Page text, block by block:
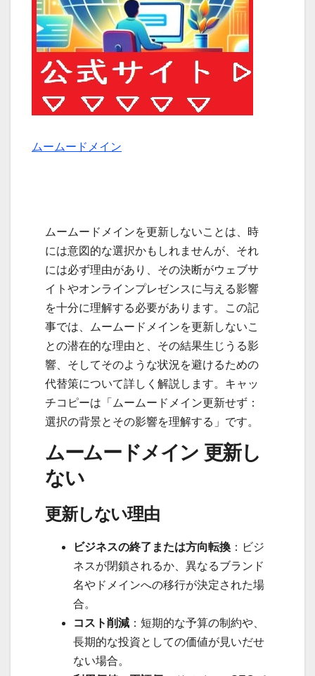
ムームードメイン
ムームードメインを更新しないことは、時
には意図的な選択かもしれませんが、それ
には必ず理由があり、その決断がウェブサ
イトやオンラインプレゼンスに与える影響
を十分に理解する必要があります。この記
事では、ムームードメインを更新しないこ
との潜在的な理由と、その結果生じうる影
響、そしてそのような状況を避けるための
代替策について詳しく解説します。キャッ
チコピーは「ムームードメイン更新せず：
選択の背景とその影響を理解する」です。
ムームードメイン 更新し
ない
更新しない理由
ビジネスの終了または方向転換 ：ビジ
ネスが閉鎖されるか、異なるブランド
名やドメインへの移行が決定された場
合。
コスト削減 ：短期的な予算の制約や、
長期的な投資としての価値が見いだせ
ない場合。